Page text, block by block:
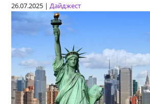
26.07.2025 |Дайджест